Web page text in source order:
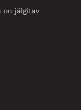
on jälgitav